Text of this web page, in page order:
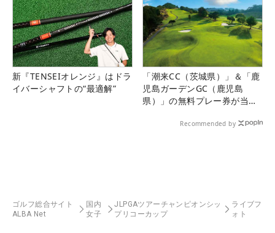
新『TENSEIオレンジ』はドラ
イバーシャフトの“最適解”
「潮来CC（茨城県）」＆「鹿
児島ガーデンGC（鹿児島
県）」の無料プレー券が当た
Recommended by
ゴルフ総合サイト
ALBA Net
国内
女子
JLPGAツアーチャンピオンシッ
プリコーカップ
ライブフ
ォト